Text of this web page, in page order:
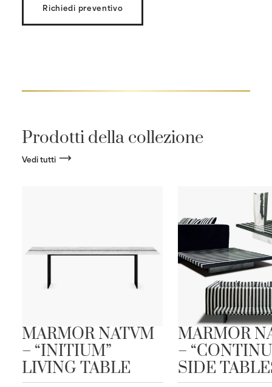
Richiedi preventivo
Prodotti della collezione
Vedi tutti
MARMOR NATVM
– “INITIUM”
LIVING TABLE
MARMOR
–
SIDE